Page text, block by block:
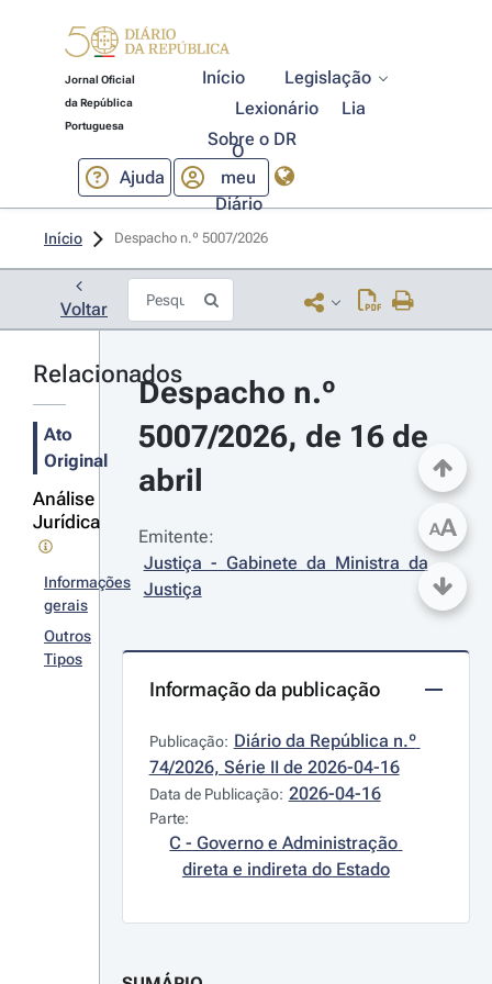
Jornal Oficial
da República
Portuguesa
Início
Legislação
Lexionário
Lia
Sobre o DR
Ajuda
O
meu
Diário
Início Despacho n.º 5007/2026
Voltar
Relacionados
Ato
Original
Análise
Jurídica
Informações
gerais
Outros
Tipos
Despacho n.º
5007/2026, de 16 de
abril
Emitente:
Justiça - Gabinete da Ministra da
Justiça
Informação da publicação
Publicação: Diário da República n.º
74/2026, Série II de 2026-04-16
Data de Publicação: 2026-04-16
Parte:
C - Governo e Administração
direta e indireta do Estado
AA